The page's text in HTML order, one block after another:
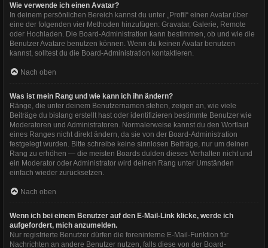
Wie verwende ich einen Avatar?
In deinem persönlichen Bereich kannst du unter „Profil“ einen Avatar über
eine der folgenden vier Methoden hinzufügen: Gravatar, Galerie, Remote
oder Hochladen. Die Board-Administration kann bestimmen, ob und wie die
Benutzer Avatare benutzen können. Wenn du keinen Avatar benutzen
kannst, solltest du die Board-Administration kontaktieren.
Nach oben
Was ist mein Rang und wie kann ich ihn ändern?
Ränge, die unter deinem Benutzernamen stehen, zeigen an, wie viele
Beiträge du bislang erstellt hast oder identifizieren bestimmte Benutzer wie
Moderatoren und Administratoren. Normalerweise kannst du den Wortlaut
eines Ranges nicht direkt ändern, da sie von der Board-Administration
festgelegt wurden. Bitte schreibe keine sinnlosen Beiträge, nur um deinen
Rang zu erhöhen — die meisten Boards dulden dieses Verhalten nicht und
ein Moderator oder Administrator wird deinen Rang unter Umständen
einfach wieder zurücksetzen.
Nach oben
Wenn ich bei einem Benutzer auf den E-Mail-Link klicke, werde ich
aufgefordert, mich anzumelden.
Nur registrierte Benutzer dürfen die foreninterne E-Mail-Funktion für
Nachrichten an andere Benutzer nutzen, falls diese von der Board-